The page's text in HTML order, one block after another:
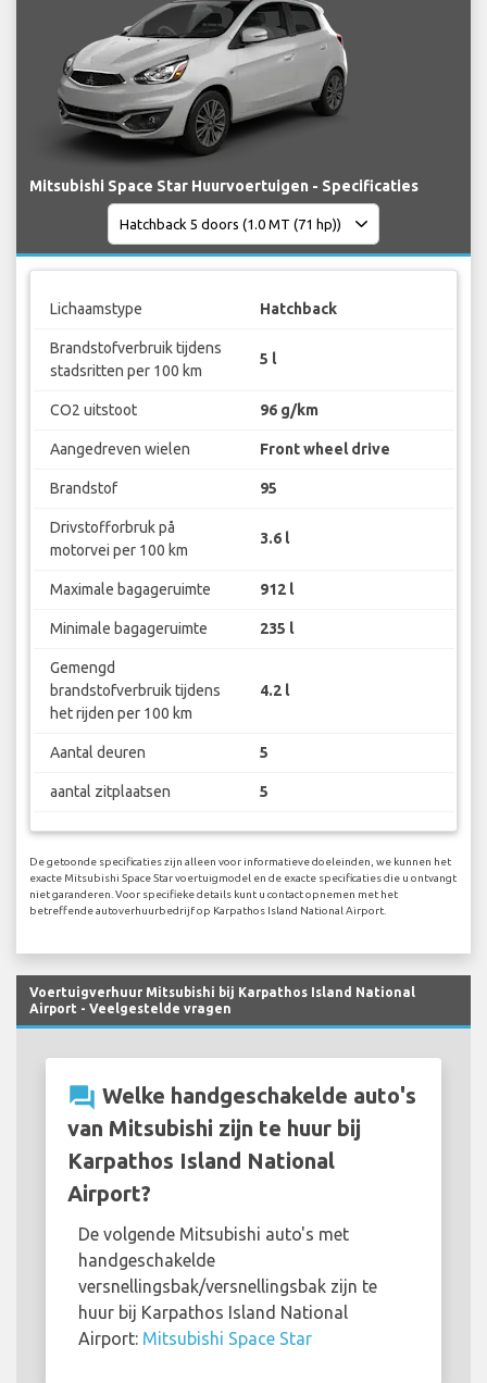
Mitsubishi Space Star Huurvoertuigen - Specificaties
Lichaamstype Hatchback
Brandstofverbruik tijdens
stadsritten per 100 km
5 l
CO2 uitstoot 96 g/km
Aangedreven wielen Front wheel drive
Brandstof 95
Drivstofforbruk på
motorvei per 100 km
3.6 l
Maximale bagageruimte 912 l
Minimale bagageruimte 235 l
Gemengd
brandstofverbruik tijdens
het rijden per 100 km
4.2 l
Aantal deuren 5
aantal zitplaatsen 5
De getoonde specificaties zijn alleen voor informatieve doeleinden, we kunnen het
exacte Mitsubishi Space Star voertuigmodel en de exacte specificaties die u ontvangt
niet garanderen. Voor specifieke details kunt u contact opnemen met het
betreffende autoverhuurbedrijf op Karpathos Island National Airport.
Voertuigverhuur Mitsubishi bij Karpathos Island National
Airport - Veelgestelde vragen
question_answer Welke handgeschakelde auto's
van Mitsubishi zijn te huur bij
Karpathos Island National
Airport?
De volgende Mitsubishi auto's met
handgeschakelde
versnellingsbak/versnellingsbak zijn te
huur bij Karpathos Island National
Airport: Mitsubishi Space Star